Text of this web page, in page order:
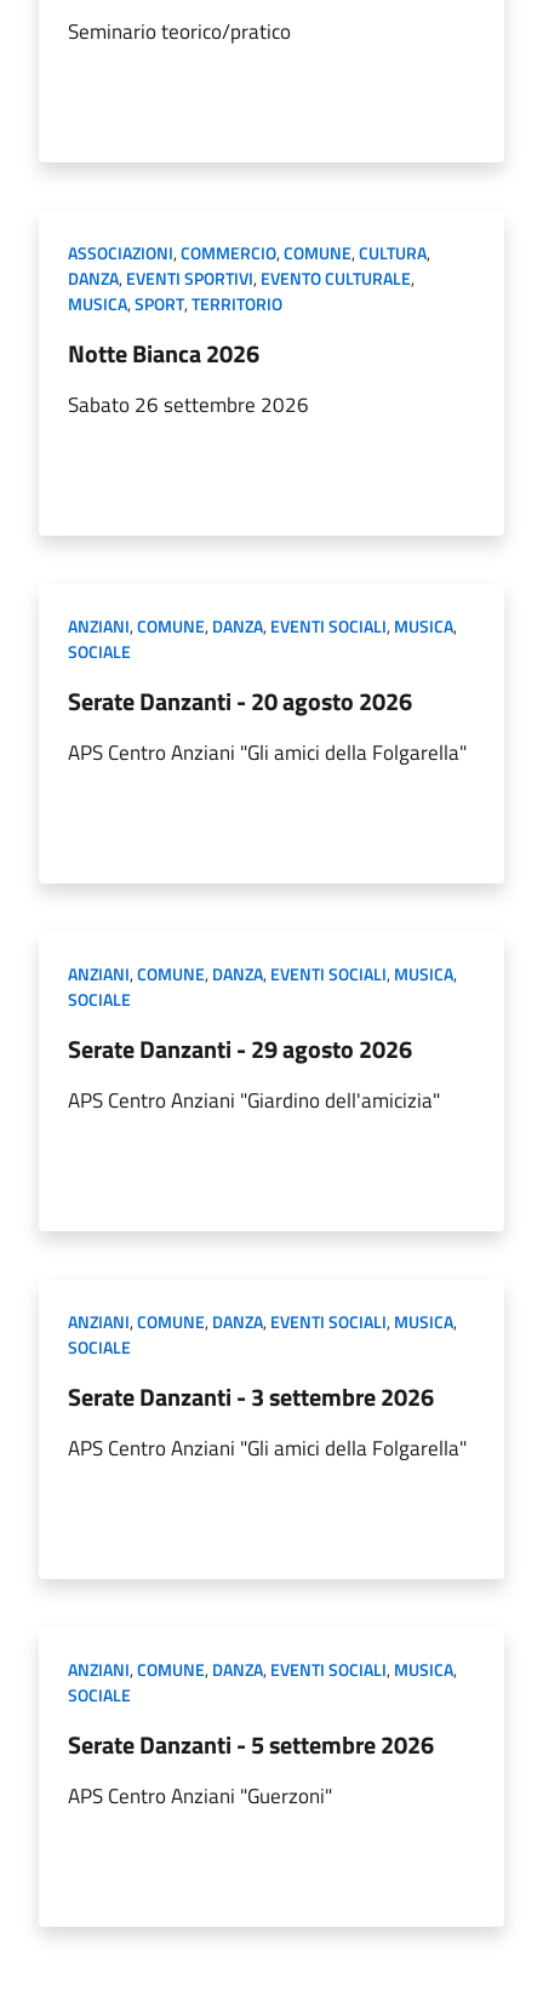
Seminario teorico/pratico
ASSOCIAZIONI,COMMERCIO,COMUNE,CULTURA,
DANZA,EVENTI SPORTIVI,EVENTO CULTURALE,
MUSICA,SPORT,TERRITORIO
Notte Bianca 2026
Sabato 26 settembre 2026
ANZIANI,COMUNE,DANZA,EVENTI SOCIALI,MUSICA,
SOCIALE
Serate Danzanti - 20 agosto 2026
APS Centro Anziani "Gli amici della Folgarella"
ANZIANI,COMUNE,DANZA,EVENTI SOCIALI,MUSICA,
SOCIALE
Serate Danzanti - 29 agosto 2026
APS Centro Anziani "Giardino dell'amicizia"
ANZIANI,COMUNE,DANZA,EVENTI SOCIALI,MUSICA,
SOCIALE
Serate Danzanti - 3 settembre 2026
APS Centro Anziani "Gli amici della Folgarella"
ANZIANI,COMUNE,DANZA,EVENTI SOCIALI,MUSICA,
SOCIALE
Serate Danzanti - 5 settembre 2026
APS Centro Anziani "Guerzoni"